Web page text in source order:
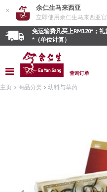
× 余仁生马来西亚
立即使用余仁生马来西亚官
免运输费凡买上RM120*；
*（单位计算）
查询订单
主页 商品分类 幼料与草药